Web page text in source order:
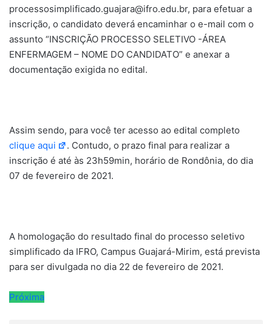
processosimplificado.guajara@ifro.edu.br, para efetuar a
inscrição, o candidato deverá encaminhar o e-mail com o
assunto “INSCRIÇÃO PROCESSO SELETIVO -ÁREA
ENFERMAGEM – NOME DO CANDIDATO” e anexar a
documentação exigida no edital.
Assim sendo, para você ter acesso ao edital completo
clique aqui
. Contudo, o prazo final para realizar a
inscrição é até às 23h59min, horário de Rondônia, do dia
07 de fevereiro de 2021.
A homologação do resultado final do processo seletivo
simplificado da IFRO, Campus Guajará-Mirim, está prevista
para ser divulgada no dia 22 de fevereiro de 2021.
Próxima